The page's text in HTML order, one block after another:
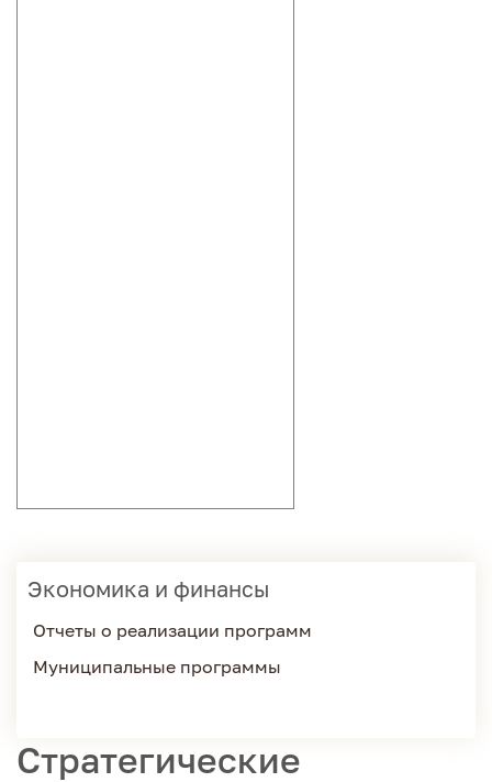
Экономика и финансы
Отчеты о реализации программ
Муниципальные программы
Стратегические